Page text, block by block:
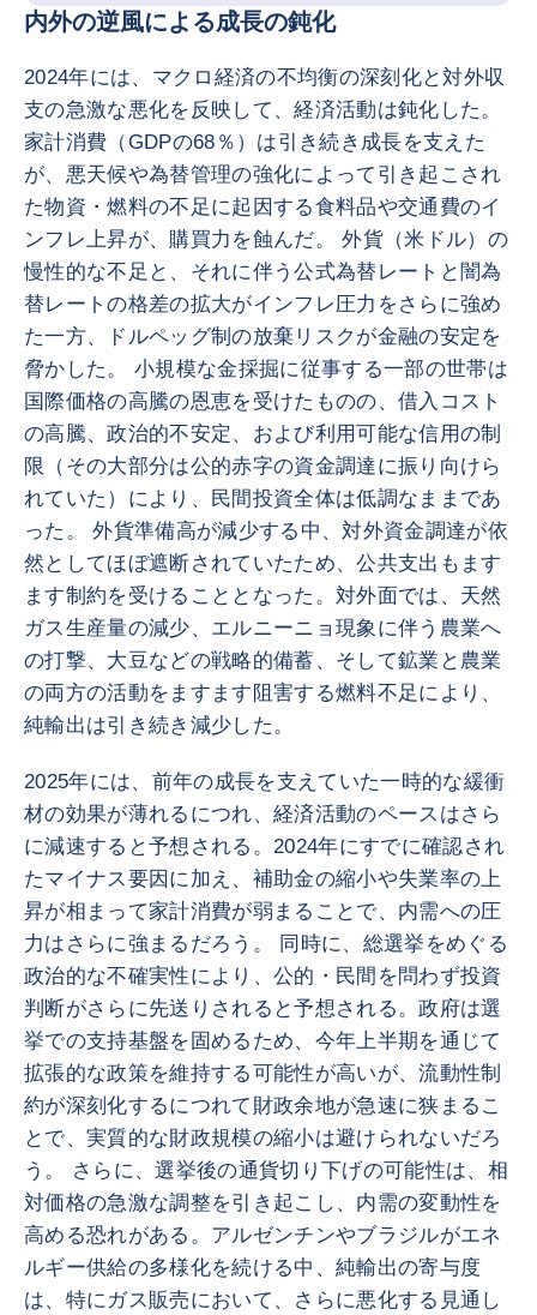
内外の逆風による成長の鈍化
2024年には、マクロ経済の不均衡の深刻化と対外収
支の急激な悪化を反映して、経済活動は鈍化した。
家計消費（GDPの68％）は引き続き成長を支えた
が、悪天候や為替管理の強化によって引き起こされ
た物資・燃料の不足に起因する食料品や交通費のイ
ンフレ上昇が、購買力を蝕んだ。 外貨（米ドル）の
慢性的な不足と、それに伴う公式為替レートと闇為
替レートの格差の拡大がインフレ圧力をさらに強め
た一方、ドルペッグ制の放棄リスクが金融の安定を
脅かした。 小規模な金採掘に従事する一部の世帯は
国際価格の高騰の恩恵を受けたものの、借入コスト
の高騰、政治的不安定、および利用可能な信用の制
限（その大部分は公的赤字の資金調達に振り向けら
れていた）により、民間投資全体は低調なままであ
った。 外貨準備高が減少する中、対外資金調達が依
然としてほぼ遮断されていたため、公共支出もます
ます制約を受けることとなった。対外面では、天然
ガス生産量の減少、エルニーニョ現象に伴う農業へ
の打撃、大豆などの戦略的備蓄、そして鉱業と農業
の両方の活動をますます阻害する燃料不足により、
純輸出は引き続き減少した。
2025年には、前年の成長を支えていた一時的な緩衝
材の効果が薄れるにつれ、経済活動のペースはさら
に減速すると予想される。2024年にすでに確認され
たマイナス要因に加え、補助金の縮小や失業率の上
昇が相まって家計消費が弱まることで、内需への圧
力はさらに強まるだろう。 同時に、総選挙をめぐる
政治的な不確実性により、公的・民間を問わず投資
判断がさらに先送りされると予想される。政府は選
挙での支持基盤を固めるため、今年上半期を通じて
拡張的な政策を維持する可能性が高いが、流動性制
約が深刻化するにつれて財政余地が急速に狭まるこ
とで、実質的な財政規模の縮小は避けられないだろ
う。 さらに、選挙後の通貨切り下げの可能性は、相
対価格の急激な調整を引き起こし、内需の変動性を
高める恐れがある。アルゼンチンやブラジルがエネ
ルギー供給の多様化を続ける中、純輸出の寄与度
は、特にガス販売において、さらに悪化する見通し